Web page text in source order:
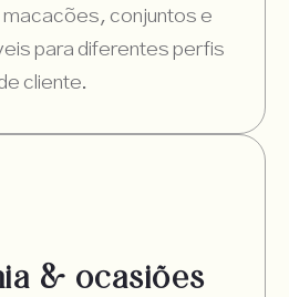
conjuntos e
para diferentes perfis
cliente.
& ocasiões